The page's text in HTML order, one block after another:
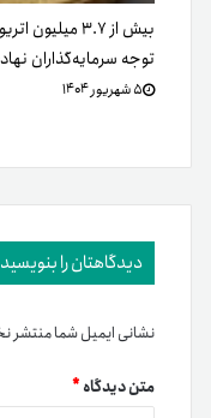
بیش از ۳.۷
توجه سرمایه‌گذاران
۵ شهریور ۱۴۰۴
دیدگاهتان را بنویسید
نشانی ایمیل شما منتشر
متن دیدگاه*